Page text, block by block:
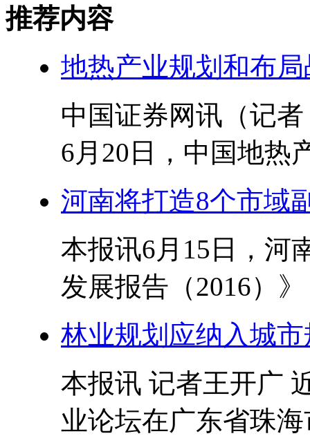
推荐内容
地热产业规划和布
中国证券网讯（记
6月20日，中国地热
河南将打造8个市域
本报讯6月15日，河
发展报告（2016）
林业规划应纳入城
本报讯 记者王开广
业论坛在广东省珠